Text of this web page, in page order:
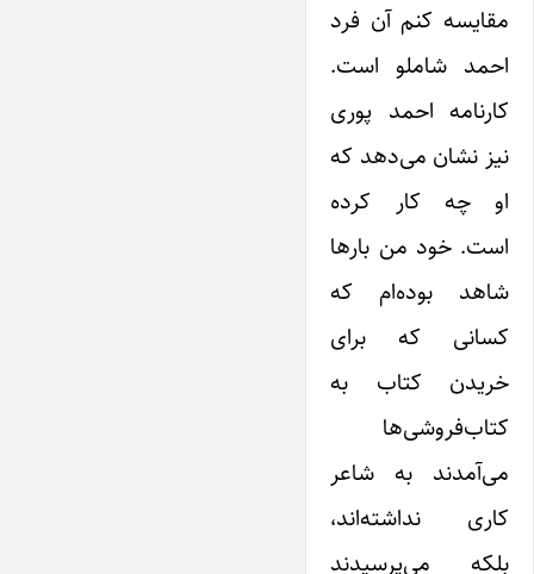
مقایسه کنم آن فرد
احمد شاملو است.
کارنامه احمد پوری
نیز نشان می‌دهد که
او چه کار کرده
است. خود من بارها
شاهد بوده‌ام که
کسانی که برای
خریدن کتاب به
کتاب‌فروشی‌ها
می‌آمدند به شاعر
کاری نداشته‌اند،
بلکه می‌پرسیدند